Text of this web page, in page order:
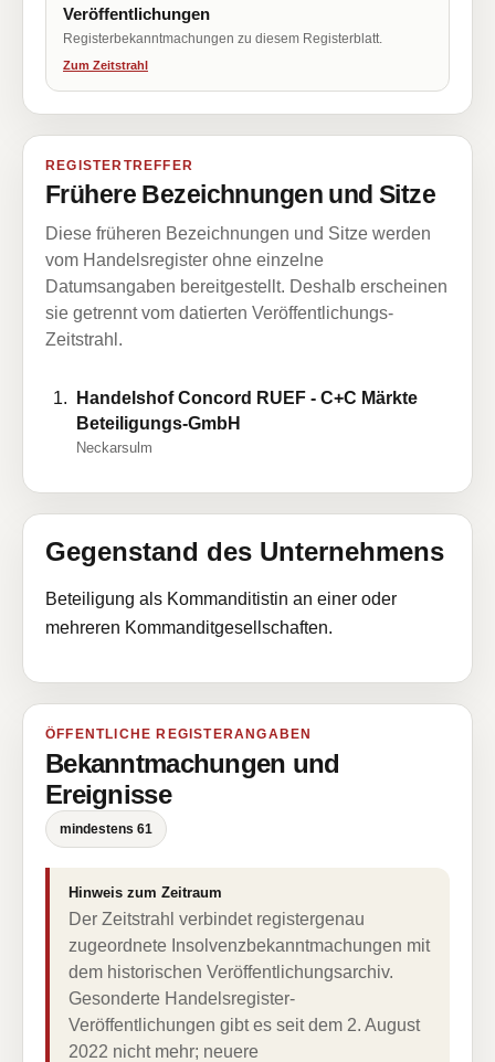
Veröffentlichungen
Registerbekanntmachungen zu diesem Registerblatt.
Zum Zeitstrahl
REGISTERTREFFER
Frühere Bezeichnungen und Sitze
Diese früheren Bezeichnungen und Sitze werden
vom Handelsregister ohne einzelne
Datumsangaben bereitgestellt. Deshalb erscheinen
sie getrennt vom datierten Veröffentlichungs-
Zeitstrahl.
Handelshof Concord RUEF - C+C Märkte
Beteiligungs-GmbH
Neckarsulm
Gegenstand des Unternehmens
Beteiligung als Kommanditistin an einer oder
mehreren Kommanditgesellschaften.
ÖFFENTLICHE REGISTERANGABEN
Bekanntmachungen und
Ereignisse
mindestens 61
Hinweis zum Zeitraum
Der Zeitstrahl verbindet registergenau
zugeordnete Insolvenzbekanntmachungen mit
dem historischen Veröffentlichungsarchiv.
Gesonderte Handelsregister-
Veröffentlichungen gibt es seit dem 2. August
2022 nicht mehr; neuere